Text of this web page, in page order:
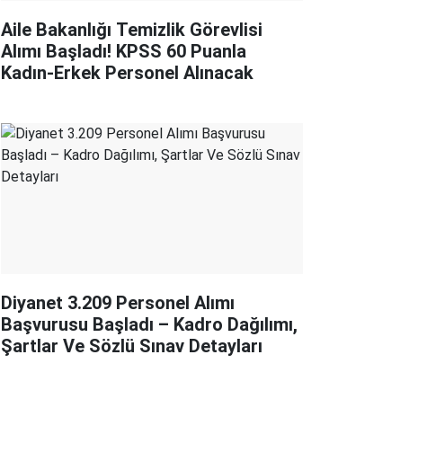
Aile Bakanlığı Temizlik Görevlisi
Alımı Başladı! KPSS 60 Puanla
Kadın-Erkek Personel Alınacak
Diyanet 3.209 Personel Alımı
Başvurusu Başladı – Kadro Dağılımı,
Şartlar Ve Sözlü Sınav Detayları